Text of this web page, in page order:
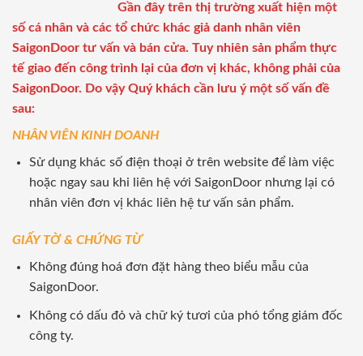
Gần đây trên thị trường xuất hiện một
số cá nhân và các tổ chức khác giả danh nhân viên
SaigonDoor tư vấn và bán cửa. Tuy nhiên sản phẩm thực
tế giao đến công trình lại của đơn vị khác, không phải của
SaigonDoor. Do vậy Quý khách cần lưu ý một số vấn đề
sau:
NHÂN VIÊN KINH DOANH
Sử dụng khác số điện thoại ở trên website để làm việc
hoặc ngay sau khi liên hệ với SaigonDoor nhưng lại có
nhân viên đơn vị khác liên hệ tư vấn sản phẩm.
GIẤY TỜ & CHỨNG TỪ
Không đúng hoá đơn đặt hàng theo biểu mẫu của
SaigonDoor.
Không có dấu đỏ và chữ ký tươi của phó tổng giám đốc
công ty.